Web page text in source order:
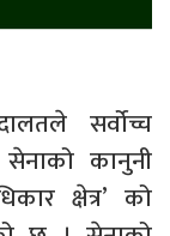
सर्वोच्च
कानुनी
क्षेत्र’ को